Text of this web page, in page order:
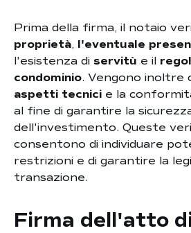
Prima della firma, il notaio
proprietà, l'eventuale
l'esistenza di servitù e il
condominio. Vengono inoltre
aspetti tecnici e la
al fine di garantire la
dell'investimento. Queste
consentono di individuare
restrizioni e di garantire la
transazione.
Firma dell'atto